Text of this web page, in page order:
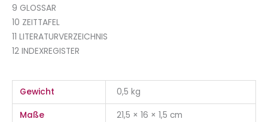
9 GLOSSAR
10 ZEITTAFEL
11 LITERATURVERZEICHNIS
12 INDEXREGISTER
Gewicht 0,5 kg
Maße 21,5 × 16 × 1,5 cm